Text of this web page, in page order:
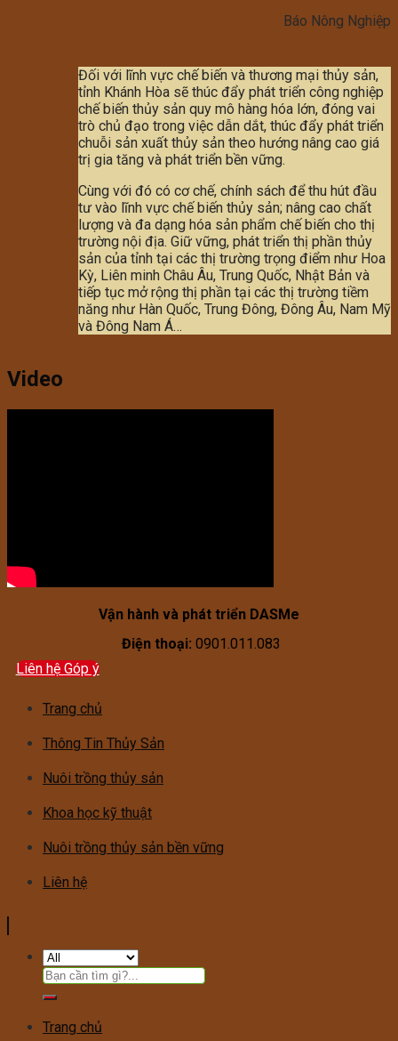
Báo Nông Nghiệp
Đối với lĩnh vực chế biến và thương mại thủy sản,
tỉnh Khánh Hòa sẽ thúc đẩy phát triển công nghiệp
chế biến thủy sản quy mô hàng hóa lớn, đóng vai
trò chủ đạo trong việc dẫn dắt, thúc đẩy phát triển
chuỗi sản xuất thủy sản theo hướng nâng cao giá
trị gia tăng và phát triển bền vững.
Cùng với đó có cơ chế, chính sách để thu hút đầu
tư vào lĩnh vực chế biến thủy sản; nâng cao chất
lượng và đa dạng hóa sản phẩm chế biến cho thị
trường nội địa. Giữ vững, phát triển thị phần thủy
sản của tỉnh tại các thị trường trọng điểm như Hoa
Kỳ, Liên minh Châu Âu, Trung Quốc, Nhật Bản và
tiếp tục mở rộng thị phần tại các thị trường tiềm
năng như Hàn Quốc, Trung Đông, Đông Âu, Nam Mỹ
và Đông Nam Á…
Video
Vận hành và phát triển DASMe
Điện thoại: 0901.011.083
Liên hệ Góp ý
Trang chủ
Thông Tin Thủy Sản
Nuôi trồng thủy sản
Khoa học kỹ thuật
Nuôi trồng thủy sản bền vững
Liên hệ
Tìm
kiếm:
Trang chủ